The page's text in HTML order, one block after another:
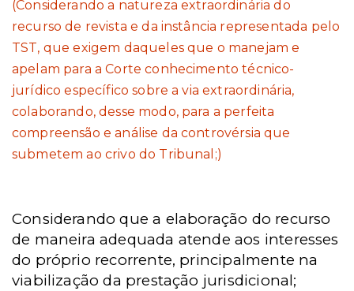
(Considerando a natureza extraordinária do
recurso de revista e da instância representada pelo
TST, que exigem daqueles que o manejam e
apelam para a Corte conhecimento técnico-
jurídico específico sobre a via extraordinária,
colaborando, desse modo, para a perfeita
compreensão e análise da controvérsia que
submetem ao crivo do Tribunal;)
Considerando que a elaboração do recurso
de maneira adequada atende aos interesses
do próprio recorrente, principalmente na
viabilização da prestação jurisdicional;